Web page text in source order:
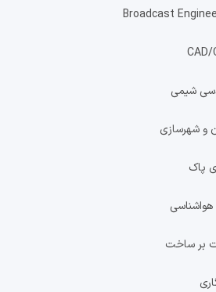
Broadcast
CAD/
شیمی
و شهرسازی
پاک
هواشناسی
بر ساخت